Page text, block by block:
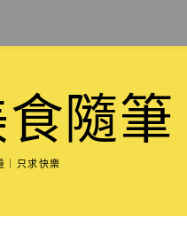
隨筆
｜只求快樂